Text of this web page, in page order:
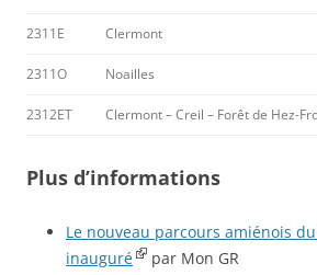
2311E Clermont
2311O Noailles
2312ET Clermont – Creil – Forêt de Hez-
Plus d’informations
Le nouveau parcours amiénois
inauguré
par Mon GR